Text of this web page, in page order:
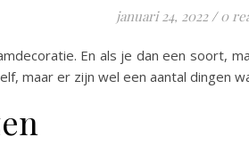
januari 24, 2022 / 0
En als je dan een soort,
maar er zijn wel een aantal dingen